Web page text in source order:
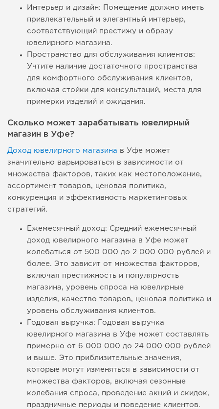
Интерьер и дизайн: Помещение должно иметь
привлекательный и элегантный интерьер,
соответствующий престижу и образу
ювелирного магазина.
Пространство для обслуживания клиентов:
Учтите наличие достаточного пространства
для комфортного обслуживания клиентов,
включая стойки для консультаций, места для
примерки изделий и ожидания.
Сколько может зарабатывать ювелирный
магазин в Уфе?
Доход ювелирного магазина в Уфе может
значительно варьироваться в зависимости от
множества факторов, таких как местоположение,
ассортимент товаров, ценовая политика,
конкуренция и эффективность маркетинговых
стратегий.
Ежемесячный доход: Средний ежемесячный
доход ювелирного магазина в Уфе может
колебаться от 500 000 до 2 000 000 рублей и
более. Это зависит от множества факторов,
включая престижность и популярность
магазина, уровень спроса на ювелирные
изделия, качество товаров, ценовая политика и
уровень обслуживания клиентов.
Годовая выручка: Годовая выручка
ювелирного магазина в Уфе может составлять
примерно от 6 000 000 до 24 000 000 рублей
и выше. Это приблизительные значения,
которые могут изменяться в зависимости от
множества факторов, включая сезонные
колебания спроса, проведение акций и скидок,
праздничные периоды и поведение клиентов.